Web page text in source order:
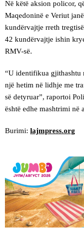
Në këtë aksion policor,
Maqedoninë e Veriut
kundërvajtje rreth
42 kundërvajtje ishin
RMV-së.
“U identifikua gjithashtu
një hetim në lidhje me
së detyruar”, raportoi
është edhe mashtrimi në
Burimi: lajmpress.org